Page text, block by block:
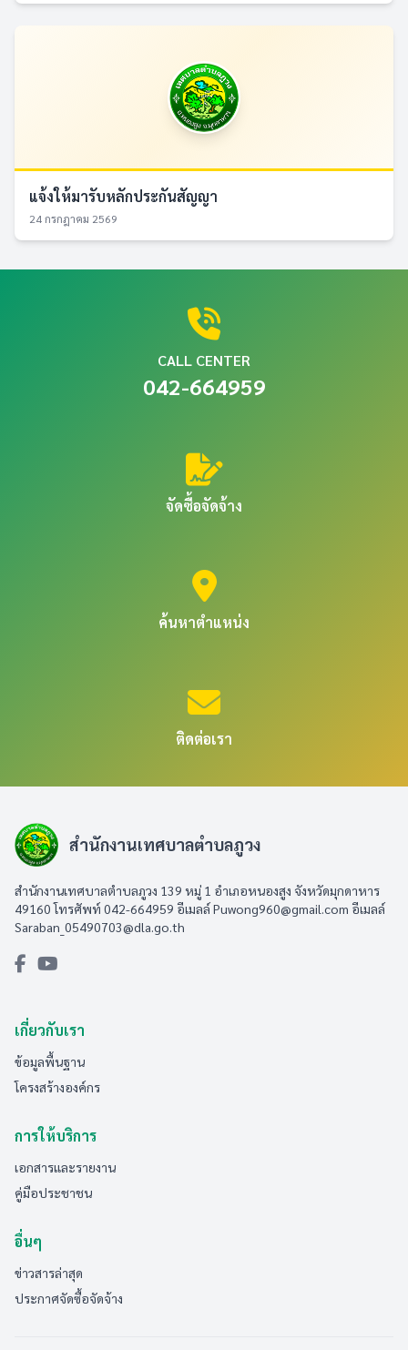
แจ้งให้มารับหลักประกันสัญญา
24 กรกฎาคม 2569
CALL CENTER
042-664959
จัดซื้อจัดจ้าง
ค้นหาตำแหน่ง
ติดต่อเรา
สำนักงานเทศบาลตำบลภูวง
สำนักงานเทศบาลตำบลภูวง 139 หมู่ 1 อำเภอหนองสูง จังหวัดมุกดาหาร
49160 โทรศัพท์ 042-664959 อีเมลล์Puwong960@gmail.com อีเมลล์
Saraban_05490703@dla.go.th
เกี่ยวกับเรา
ข้อมูลพื้นฐาน
โครงสร้างองค์กร
การให้บริการ
เอกสารและรายงาน
คู่มือประชาชน
อื่นๆ
ข่าวสารล่าสุด
ประกาศจัดซื้อจัดจ้าง